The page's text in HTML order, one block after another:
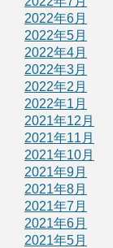
2022年6月
2022年5月
2022年4月
2022年3月
2022年2月
2022年1月
2021年12月
2021年11月
2021年10月
2021年9月
2021年8月
2021年7月
2021年6月
2021年5月